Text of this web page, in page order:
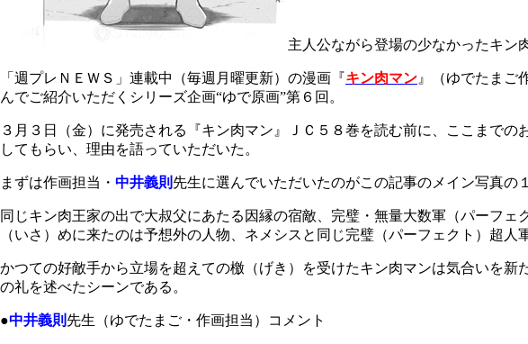
主人公ながら登場の少なかったキン
「週プレＮＥＷＳ」連載中（毎週月曜更新）の漫画『キン肉マン 』（ゆでたまご
んでご紹介いただくシリーズ企画“ゆで原画”第６回。
３月３日（金）に発売される『キン肉マン』ＪＣ５８巻を読む前に、ここまで
してもらい、理由を語っていただいた。
まずは作画担当・ 中井義則 先生に選んでいただいたのがこの記事のメイン写真の
同じキン肉王家の出で大叔父にあたる因縁の宿敵、完璧・無量大数軍（パーフ
（いさ）めに来たのは予想外の人物、ネメシスと同じ完璧（パーフェクト）超人
かつての好敵手から立場を超えての檄（げき）を受けたキン肉マンは気合いを
の礼を述べたシーンである。
●中井義則 先生（ゆでたまご・作画担当）コメント